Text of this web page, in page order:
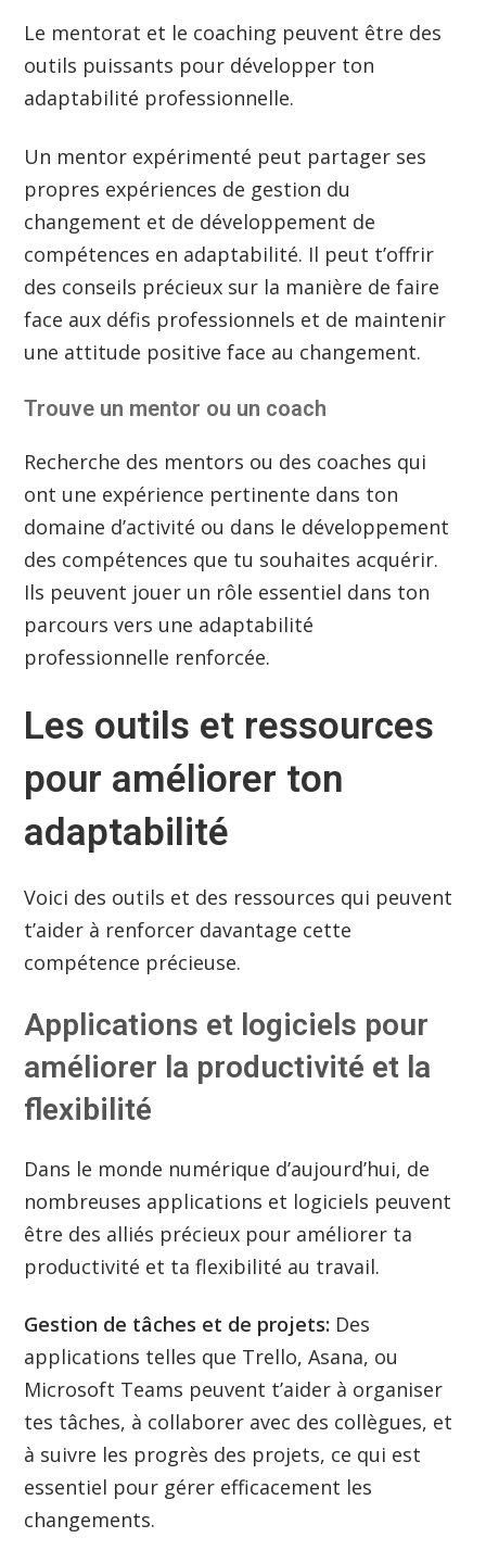
Le mentorat et le coaching peuvent être des
outils puissants pour développer ton
adaptabilité professionnelle.
Un mentor expérimenté peut partager ses
propres expériences de gestion du
changement et de développement de
compétences en adaptabilité. Il peut t’offrir
des conseils précieux sur la manière de faire
face aux défis professionnels et de maintenir
une attitude positive face au changement.
Trouve un mentor ou un coach
Recherche des mentors ou des coaches qui
ont une expérience pertinente dans ton
domaine d’activité ou dans le développement
des compétences que tu souhaites acquérir.
Ils peuvent jouer un rôle essentiel dans ton
parcours vers une adaptabilité
professionnelle renforcée.
Les outils et ressources
pour améliorer ton
adaptabilité
Voici des outils et des ressources qui peuvent
t’aider à renforcer davantage cette
compétence précieuse.
Applications et logiciels pour
améliorer la productivité et la
flexibilité
Dans le monde numérique d’aujourd’hui, de
nombreuses applications et logiciels peuvent
être des alliés précieux pour améliorer ta
productivité et ta flexibilité au travail.
Gestion de tâches et de projets: Des
applications telles que Trello, Asana, ou
Microsoft Teams peuvent t’aider à organiser
tes tâches, à collaborer avec des collègues, et
à suivre les progrès des projets, ce qui est
essentiel pour gérer efficacement les
changements.